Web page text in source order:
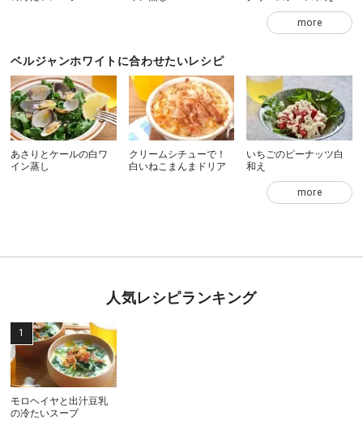
more
ベルジャンホワイトに合わせたいレシピ
あさりとケールの白ワ
イン蒸し
クリームシチューで！
白いねこまんまドリア
いちごのピーナッツ白
和え
more
人気レシピランキング
モロヘイヤと出汁豆乳
の冷たいスープ